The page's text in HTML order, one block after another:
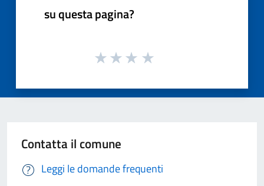
su questa pagina?
Contatta il comune
Leggi le domande frequenti